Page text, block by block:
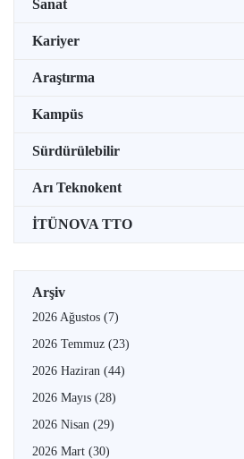
Sanat
Kariyer
Araştırma
Kampüs
Sürdürülebilir
Arı Teknokent
İTÜNOVA TTO
Arşiv
2026 Ağustos (7)
2026 Temmuz (23)
2026 Haziran (44)
2026 Mayıs (28)
2026 Nisan (29)
2026 Mart (30)